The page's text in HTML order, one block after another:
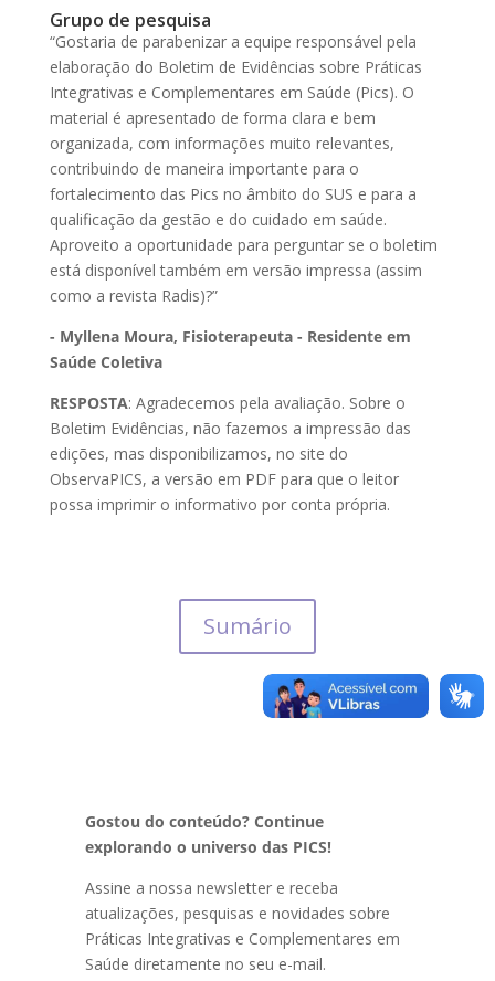
Grupo de pesquisa
“Gostaria de parabenizar a equipe responsável pela
elaboração do Boletim de Evidências sobre Práticas
Integrativas e Complementares em Saúde (Pics). O
material é apresentado de forma clara e bem
organizada, com informações muito relevantes,
contribuindo de maneira importante para o
fortalecimento das Pics no âmbito do SUS e para a
qualificação da gestão e do cuidado em saúde.
Aproveito a oportunidade para perguntar se o boletim
está disponível também em versão impressa (assim
como a revista Radis)?”
- Myllena Moura, Fisioterapeuta - Residente em
Saúde Coletiva
RESPOSTA: Agradecemos pela avaliação. Sobre o
Boletim Evidências, não fazemos a impressão das
edições, mas disponibilizamos, no site do
ObservaPICS, a versão em PDF para que o leitor
possa imprimir o informativo por conta própria.
Sumário
Gostou do conteúdo? Continue
explorando o universo das PICS!
Assine a nossa newsletter e receba
atualizações, pesquisas e novidades sobre
Práticas Integrativas e Complementares em
Saúde diretamente no seu e-mail.